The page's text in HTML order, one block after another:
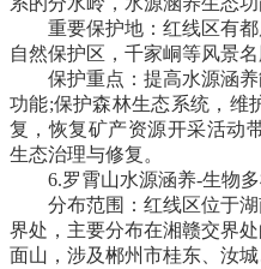
重要保护地：红线区有都
自然保护区，千家峒等风景名
保护重点：提高水源涵养
功能;保护森林生态系统，维
复，恢复矿产资源开采活动
生态治理与修复。
6.罗霄山水源涵养-生物多
分布范围：红线区位于湖
界处，主要分布在湘赣交界
面山，涉及郴州市桂东、汝